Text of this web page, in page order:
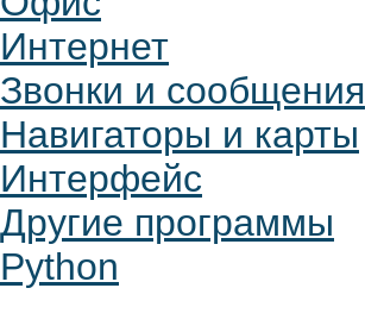
Интернет
Звонки и сообщения
Навигаторы и карты
Интерфейс
Другие программы
Python